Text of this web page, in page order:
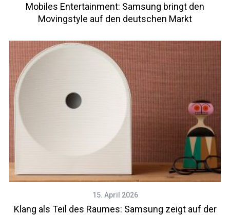
Mobiles Entertainment: Samsung bringt den
Movingstyle auf den deutschen Markt
15. April 2026
Klang als Teil des Raumes: Samsung zeigt auf der